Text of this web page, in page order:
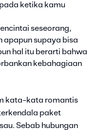
ketika kamu
seseorang,
apapun supaya bisa
hal itu berarti bahwa
kebahagiaan
kata-kata romantis
paket
Sebab hubungan